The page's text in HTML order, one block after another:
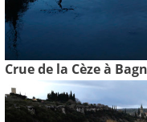
Crue de la Cèze à